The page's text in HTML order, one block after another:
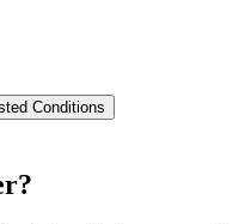
Conditions